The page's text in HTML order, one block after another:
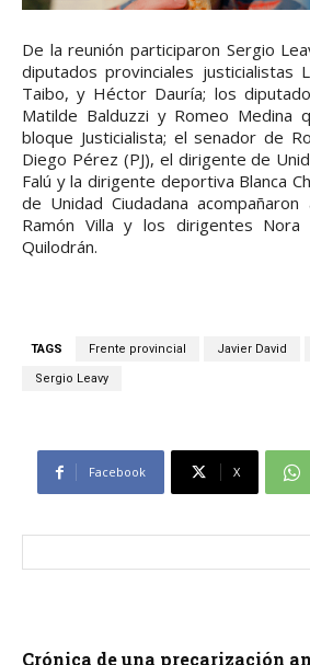
De la reunión participaron Sergio
diputados provinciales justicialistas
Taibo, y Héctor Dauría; los
Matilde Balduzzi y Romeo Medina
bloque Justicialista; el senador de
Diego Pérez (PJ), el dirigente de
Falú y la dirigente deportiva Blanca
de Unidad Ciudadana
Ramón Villa y los dirigentes Nora
Quilodrán.
TAGS Frente provincial Javier David
Sergio Leavy
Facebook X
Crónica de una precarización